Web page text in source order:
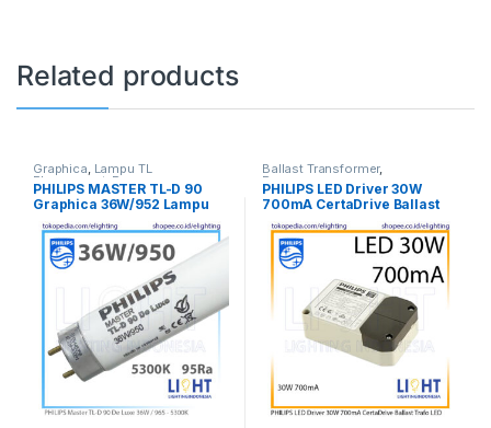
Related products
Graphica, Lampu TL
Fluorescent, Penerangan
PHILIPS MASTER TL-D 90
Graphica 36W/952 Lampu
Cek Warna Made in Poland
Ballast Transformer,
Penerangan
PHILIPS LED Driver 30W
700mA CertaDrive Ballast
Trafo LED – 30W